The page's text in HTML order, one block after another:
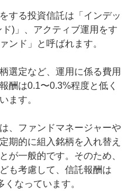
する投資信託は「インデッ
)」、アクティブ運用をす
ンド」と呼ばれます。
選定など、運用に係る費用
酬は0.1〜0.3%程度と低く
ます。
、ファンドマネージャーや
期的に組入銘柄を入れ替え
が一般的です。そのため、
も考慮して、信託報酬は
なっています。